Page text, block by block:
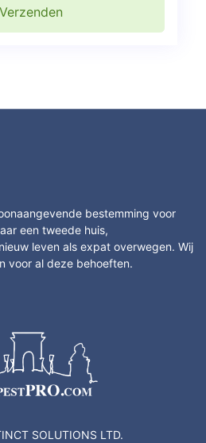
Verzenden
bestemming voor
een tweede huis,
leven als expat overwegen. Wij
voor al deze behoeften.
SOLUTIONS LTD.